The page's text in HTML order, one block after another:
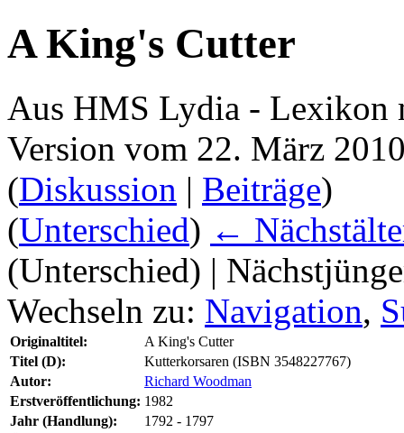
A King's Cutter
Aus HMS Lydia - Lexikon
Version vom 22. März
(Diskussion | Beiträge)
(Unterschied) ←
(Unterschied) |
Wechseln zu: Navigation,
Originaltitel:
A King's Cutter
Titel (D):
Kutterkorsaren (ISBN 3548227767)
Autor:
Richard Woodman
Erstveröffentlichung: 1982
Jahr (Handlung):
1792 - 1797